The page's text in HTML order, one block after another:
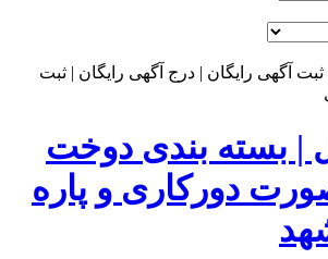
| بسته بندی دوخت
دورکاری و پاره